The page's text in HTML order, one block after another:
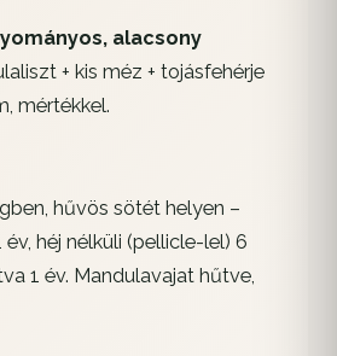
alacsony
+ kis méz + tojásfehérje
mértékkel.
hűvös sötét helyen –
év, héj nélküli (pellicle-lel) 6
1 év. Mandulavajat hűtve,